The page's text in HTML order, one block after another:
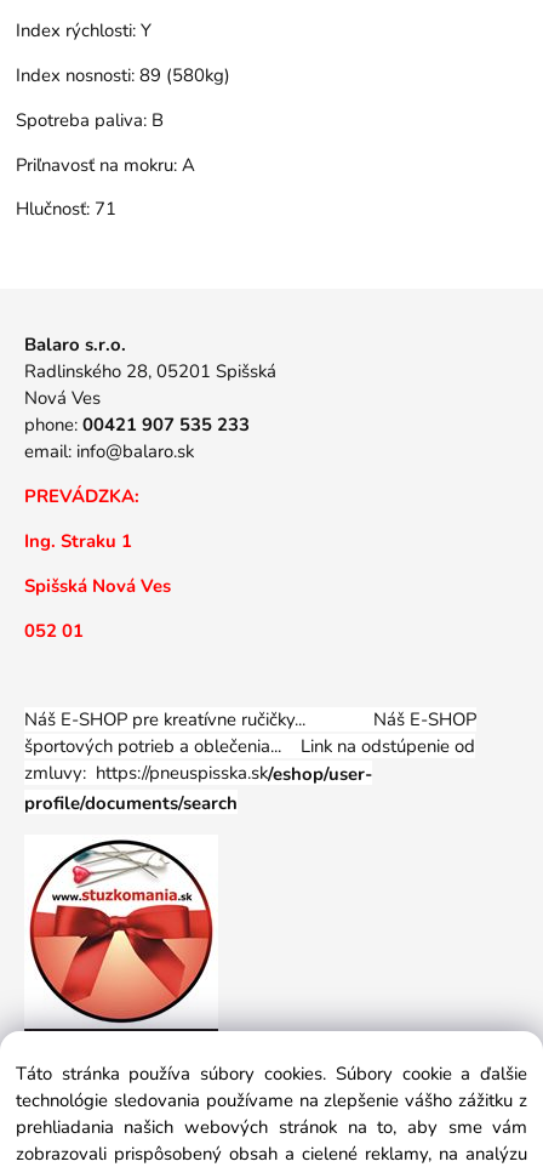
Index rýchlosti: Y
Index nosnosti: 89 (580kg)
Spotreba paliva: B
Priľnavosť na mokru: A
Hlučnosť: 71
Balaro s.r.o.
Radlinského 28, 05201 Spišská
Nová Ves
phone: 00421 907 535 233
email: info@balaro.sk
PREVÁDZKA:
Ing. Straku 1
Spišská Nová Ves
052 01
Náš E-SHOP pre kreatívne ručičky... Náš E-SHOP
športových potrieb a oblečenia... Link na odstúpenie od
zmluvy: https://pneuspisska.sk/eshop/user-
profile/documents/search
Táto stránka používa súbory cookies. Súbory cookie a ďalšie
technológie sledovania používame na zlepšenie vášho zážitku z
prehliadania našich webových stránok na to, aby sme vám
zobrazovali prispôsobený obsah a cielené reklamy, na analýzu